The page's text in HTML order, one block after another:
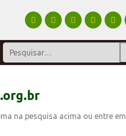
na pesquisa acima ou entre em